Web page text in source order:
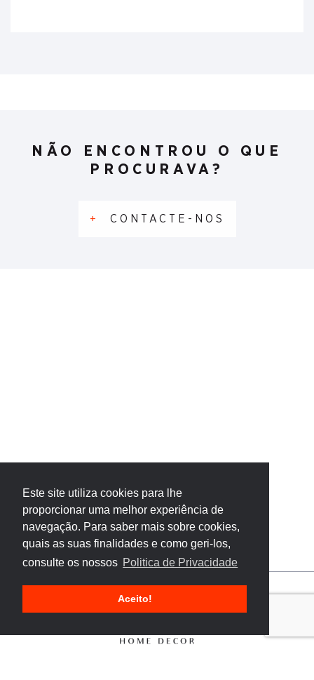
Este site utiliza cookies para lhe
proporcionar uma melhor experiência de
navegação. Para saber mais sobre cookies,
quais as suas finalidades e como geri-los,
consulte os nossos Politica de Privacidade
Aceito!
NÃO ENCONTROU O QUE
PROCURAVA?
+ CONTACTE-NOS